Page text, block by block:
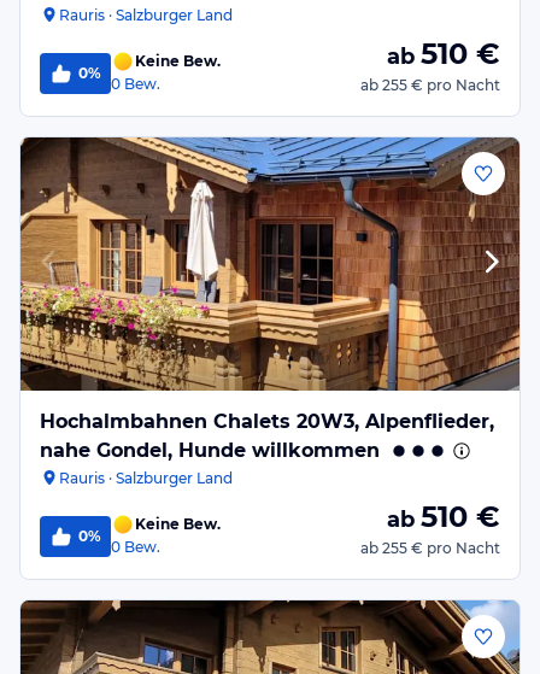
Rauris · Salzburger Land
0%
Keine Bew.
0 Bew.
ab 510 €
ab 255 € pro Nacht
Hochalmbahnen Chalets 20W3, Alpenflieder,
nahe Gondel, Hunde willkommen
Rauris · Salzburger Land
0%
Keine Bew.
0 Bew.
ab 510 €
ab 255 € pro Nacht